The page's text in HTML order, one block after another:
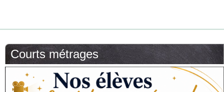
Courts métrages